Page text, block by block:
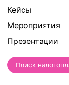
Кейсы
Мероприятия
Презентации
Поиск